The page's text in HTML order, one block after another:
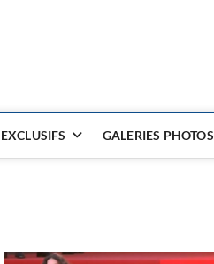
GALERIES PHOTOS